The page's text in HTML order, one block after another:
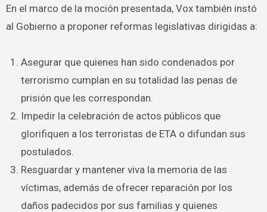
En el marco de la moción presentada, Vox también instó
al Gobierno a proponer reformas legislativas dirigidas a:
Asegurar que quienes han sido condenados por
terrorismo cumplan en su totalidad las penas de
prisión que les correspondan.
Impedir la celebración de actos públicos que
glorifiquen a los terroristas de ETA o difundan sus
postulados.
Resguardar y mantener viva la memoria de las
víctimas, además de ofrecer reparación por los
daños padecidos por sus familias y quienes